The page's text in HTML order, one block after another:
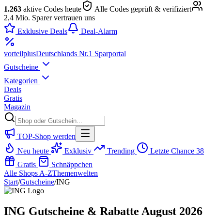
1.263 aktive Codes heute
Alle Codes geprüft & verifiziert
2,4 Mio. Sparer vertrauen uns
Exklusive Deals
Deal-Alarm
vorteilplusDeutschlands Nr.1 Sparportal
Gutscheine
Kategorien
Deals
Gratis
Magazin
TOP-Shop werden
Neu heute
Exklusiv Trending Letzte Chance 38
Gratis
Schnäppchen
Alle Shops A-ZThemenwelten
Start/Gutscheine/ING
ING Gutscheine & Rabatte August 2026